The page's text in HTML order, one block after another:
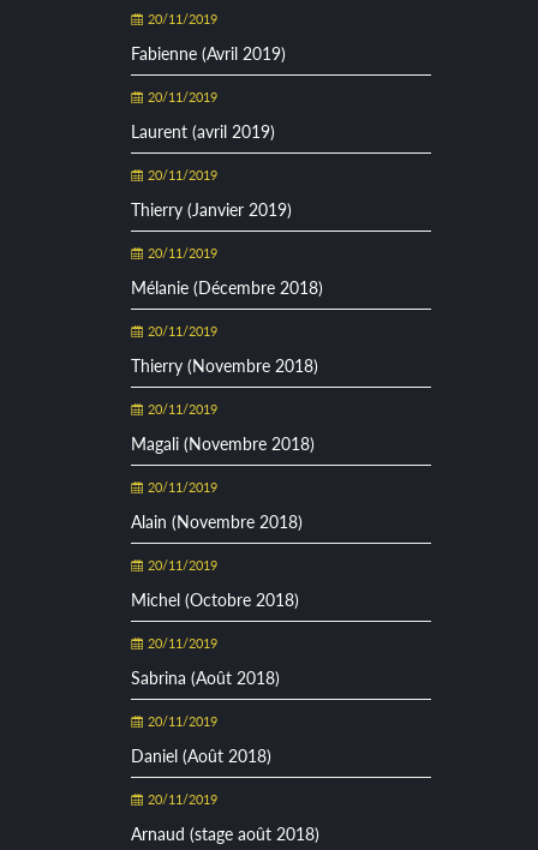
20/11/2019
Fabienne (Avril 2019)
20/11/2019
Laurent (avril 2019)
20/11/2019
Thierry (Janvier 2019)
20/11/2019
Mélanie (Décembre 2018)
20/11/2019
Thierry (Novembre 2018)
20/11/2019
Magali (Novembre 2018)
20/11/2019
Alain (Novembre 2018)
20/11/2019
Michel (Octobre 2018)
20/11/2019
Sabrina (Août 2018)
20/11/2019
Daniel (Août 2018)
20/11/2019
Arnaud (stage août 2018)